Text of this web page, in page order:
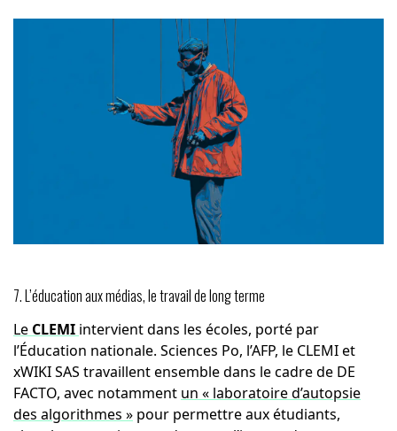
7. L’éducation aux médias, le travail de long terme
Le CLEMI intervient dans les écoles, porté par
l’Éducation nationale. Sciences Po, l’AFP, le CLEMI et
xWIKI SAS travaillent ensemble dans le cadre de DE
FACTO, avec notamment un « laboratoire d’autopsie
des algorithmes »pour permettre aux étudiants,